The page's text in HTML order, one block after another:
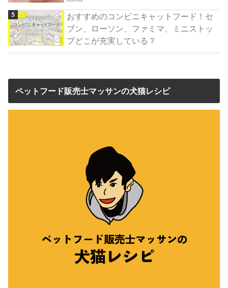
おすすめのコンビニキャットフード！セ
ブン、ローソン、ファミマ、ミニストッ
プどこが充実している？
ペットフード販売士マッサンの犬猫レシピ